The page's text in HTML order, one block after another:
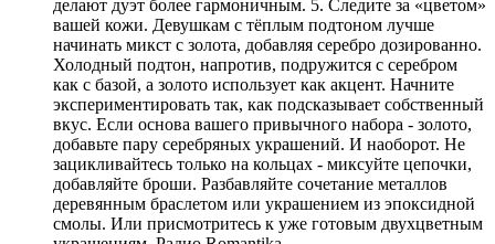
делают дуэт более гармоничным. 5. Следите за «цветом»
вашей кожи. Девушкам с тёплым подтоном лучше
начинать микст с золота, добавляя серебро дозированно.
Холодный подтон, напротив, подружится с серебром
как с базой, а золото использует как акцент. Начните
экспериментировать так, как подсказывает собственный
вкус. Если основа вашего привычного набора - золото,
добавьте пару серебряных украшений. И наоборот. Не
зацикливайтесь только на кольцах - миксуйте цепочки,
добавляйте броши. Разбавляйте сочетание металлов
деревянным браслетом или украшением из эпоксидной
смолы. Или присмотритесь к уже готовым двухцветным